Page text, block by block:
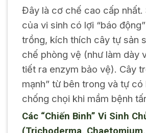
Đây là cơ chế cao cấp nhất.
của vi sinh có lợi “báo
trồng, kích thích cây tự sản
chế phòng vệ (như làm dày
tiết ra enzym bảo vệ). Cây
mạnh” từ bên trong và tự có
chống chọi khi mầm bệnh
Các “Chiến Binh” Vi Sinh
(Trichoderma, Chaetomium,